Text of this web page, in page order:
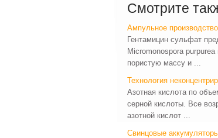
Смотрите
Ампульное
Гентамицин сульфат
Micromonospora
пористую массу и ...
Технология
Азотная кислота по
серной кислоты. Все
азотной кислот ...
Свинцовые